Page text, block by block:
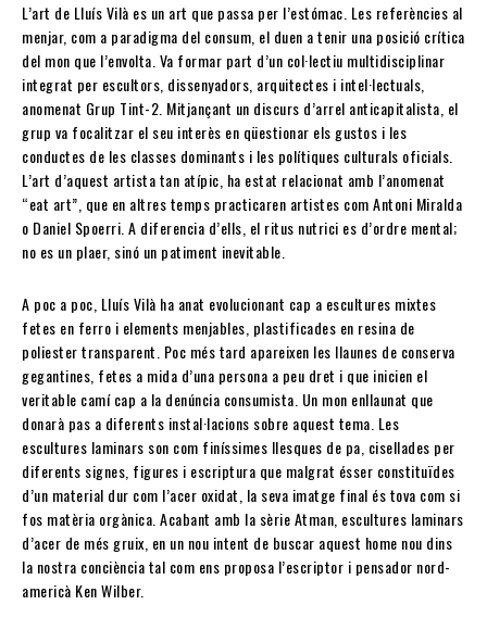
L’art de Lluís Vilà es un art que passa per l’estómac. Les referències al
menjar, com a paradigma del consum, el duen a tenir una posició crítica
del mon que l’envolta. Va formar part d’un col·lectiu multidisciplinar
integrat per escultors, dissenyadors, arquitectes i intel·lectuals,
anomenat Grup Tint-2. Mitjançant un discurs d’arrel anticapitalista, el
grup va focalitzar el seu interès en qüestionar els gustos i les
conductes de les classes dominants i les polítiques culturals oficials.
L’art d’aquest artista tan atípic, ha estat relacionat amb l’anomenat
“eat art”, que en altres temps practicaren artistes com Antoni Miralda
o Daniel Spoerri. A diferencia d’ells, el ritus nutrici es d’ordre mental;
no es un plaer, sinó un patiment inevitable.
A poc a poc, Lluís Vilà ha anat evolucionant cap a escultures mixtes
fetes en ferro i elements menjables, plastificades en resina de
poliester transparent. Poc més tard apareixen les llaunes de conserva
gegantines, fetes a mida d’una persona a peu dret i que inicien el
veritable camí cap a la denúncia consumista. Un mon enllaunat que
donarà pas a diferents instal·lacions sobre aquest tema. Les
escultures laminars son com finíssimes llesques de pa, cisellades per
diferents signes, figures i escriptura que malgrat ésser constituïdes
d’un material dur com l’acer oxidat, la seva imatge final és tova com si
fos matèria orgànica. Acabant amb la sèrie Atman, escultures laminars
d’acer de més gruix, en un nou intent de buscar aquest home nou dins
la nostra conciència tal com ens proposa l’escriptor i pensador nord-
americà Ken Wilber.